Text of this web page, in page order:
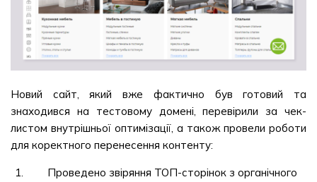
Новий сайт, який вже фактично був готовий та
знаходився на тестовому домені, перевірили за чек-
листом внутрішньої оптимізації, а також провели роботи
для коректного перенесення контенту:
Проведено звіряння ТОП-сторінок з органічного